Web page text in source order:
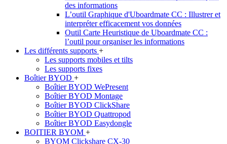
des informations
L’outil Graphique d'Uboardmate CC : Illustrer et
interpréter efficacement vos données
Outil Carte Heuristique de Uboardmate CC :
l’outil pour organiser les informations
Les différents supports +
Les supports mobiles et tilts
Les supports fixes
Boîtier BYOD +
Boîtier BYOD WePresent
Boîtier BYOD Montage
Boîtier BYOD ClickShare
Boîtier BYOD Quattropod
Boîtier BYOD Easydongle
BOITIER BYOM +
BYOM Clickshare CX-30